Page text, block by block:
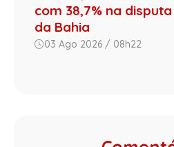
com 38,7% na
da Bahia
03 Ago 2026 / 08h22